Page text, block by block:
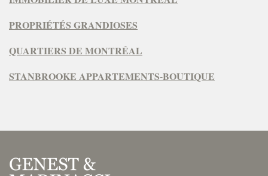
PROPRIÉTÉS GRANDIOSES
QUARTIERS DE MONTRÉAL
STANBROOKE APPARTEMENTS-BOUTIQUE